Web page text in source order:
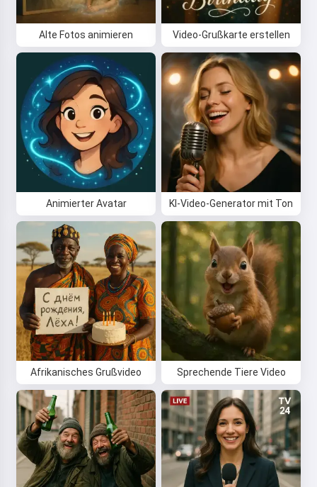
Alte Fotos animieren Video-Grußkarte erstellen
Animierter Avatar KI-Video-Generator mit Ton
Afrikanisches Grußvideo Sprechende Tiere Video